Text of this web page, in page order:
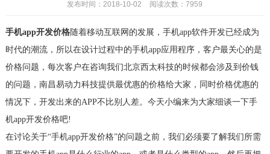
发布时间：2018-10-02 阅读次数：7959
手机app开发价格随着移动互联网的发展，手机app软件开发已经成为
时代的潮流，所以在设计过程中的手机app应用程序，客户最关心的是
价格问题，每次客户在咨询我们北京西太科技的时候都会涉及到价钱
的问题，南昌易动力科技提供最优惠的价格给大家，同时价格优惠的
情况下，开发出来的APP不比别人差。今天小编来为大家细谈一下手
机app开发价格吧!
在讨论关于“手机app开发价格”的问题之前，我们必须要了解我们所需